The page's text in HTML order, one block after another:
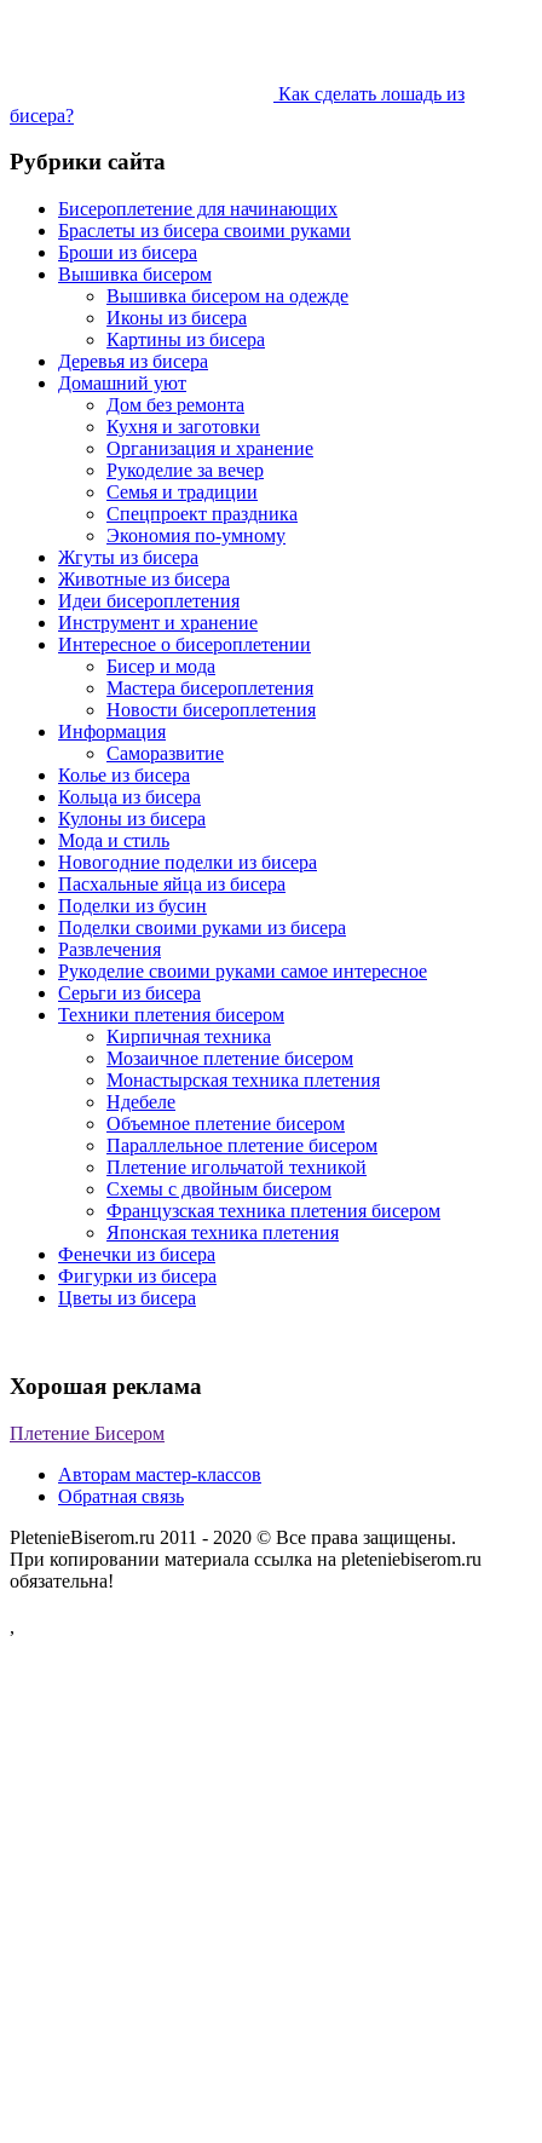
Как сделать лошадь из
бисера?
Рубрики сайта
Бисероплетение для начинающих
Браслеты из бисера своими руками
Броши из бисера
Вышивка бисером
Вышивка бисером на одежде
Иконы из бисера
Картины из бисера
Деревья из бисера
Домашний уют
Дом без ремонта
Кухня и заготовки
Организация и хранение
Рукоделие за вечер
Семья и традиции
Спецпроект праздника
Экономия по-умному
Жгуты из бисера
Животные из бисера
Идеи бисероплетения
Инструмент и хранение
Интересное о бисероплетении
Бисер и мода
Мастера бисероплетения
Новости бисероплетения
Информация
Саморазвитие
Колье из бисера
Кольца из бисера
Кулоны из бисера
Мода и стиль
Новогодние поделки из бисера
Пасхальные яйца из бисера
Поделки из бусин
Поделки своими руками из бисера
Развлечения
Рукоделие своими руками самое интересное
Серьги из бисера
Техники плетения бисером
Кирпичная техника
Мозаичное плетение бисером
Монастырская техника плетения
Ндебеле
Объемное плетение бисером
Параллельное плетение бисером
Плетение игольчатой техникой
Схемы с двойным бисером
Французская техника плетения бисером
Японская техника плетения
Фенечки из бисера
Фигурки из бисера
Цветы из бисера
Хорошая реклама
Плетение Бисером
Авторам мастер-классов
Обратная связь
PletenieBiserom.ru 2011 - 2020 © Все права защищены.
При копировании материала ссылка на pleteniebiserom.ru
обязательна!
,